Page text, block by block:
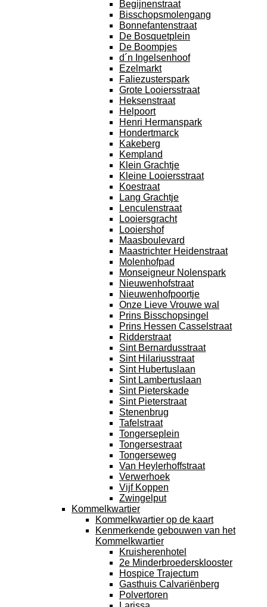
Begijnenstraat
Bisschopsmolengang
Bonnefantenstraat
De Bosquetplein
De Boompjes
d´n Ingelsenhoof
Ezelmarkt
Faliezusterspark
Grote Looiersstraat
Heksenstraat
Helpoort
Henri Hermanspark
Hondertmarck
Kakeberg
Kempland
Klein Grachtje
Kleine Looiersstraat
Koestraat
Lang Grachtje
Lenculenstraat
Looiersgracht
Looiershof
Maasboulevard
Maastrichter Heidenstraat
Molenhofpad
Monseigneur Nolenspark
Nieuwenhofstraat
Nieuwenhofpoortje
Onze Lieve Vrouwe wal
Prins Bisschopsingel
Prins Hessen Casselstraat
Ridderstraat
Sint Bernardusstraat
Sint Hilariusstraat
Sint Hubertuslaan
Sint Lambertuslaan
Sint Pieterskade
Sint Pieterstraat
Stenenbrug
Tafelstraat
Tongerseplein
Tongersestraat
Tongerseweg
Van Heylerhoffstraat
Verwerhoek
Vijf Koppen
Zwingelput
Kommelkwartier
Kommelkwartier op de kaart
Kenmerkende gebouwen van het
Kommelkwartier
Kruisherenhotel
2e Minderbroedersklooster
Hospice Trajectum
Gasthuis Calvariënberg
Polvertoren